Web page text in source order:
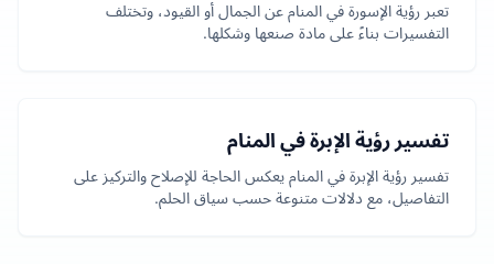
تعبر رؤية الإسورة في المنام عن الجمال أو القيود، وتختلف
التفسيرات بناءً على مادة صنعها وشكلها.
تفسير رؤية الإبرة في المنام
تفسير رؤية الإبرة في المنام يعكس الحاجة للإصلاح والتركيز على
التفاصيل، مع دلالات متنوعة حسب سياق الحلم.